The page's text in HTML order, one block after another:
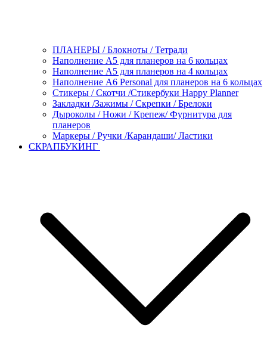
ПЛАНЕРЫ / Блокноты / Тетради
Наполнение А5 для планеров на 6 кольцах
Наполнение А5 для планеров на 4 кольцах
Наполнение А6 Personal для планеров на 6 кольцах
Стикеры / Скотчи /Стикербуки Happy Planner
Закладки /Зажимы / Скрепки / Брелоки
Дыроколы / Ножи / Крепеж/ Фурнитура для
планеров
Маркеры / Ручки /Карандаши/ Ластики
СКРАПБУКИНГ